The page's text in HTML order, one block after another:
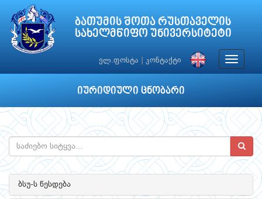
ბათუმის შოთა რუსთაველის
სახელმწიფო უნივერსიტეტი
ელ.ფოსტა კონტაქტი
Toggle
იურიდიული ცნობარი
ბსუ-ს წესდება